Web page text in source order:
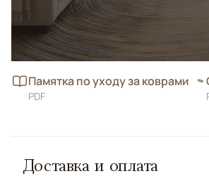
Памятка по уходу за коврами
PDF
Доставка и оплата